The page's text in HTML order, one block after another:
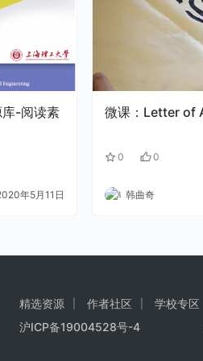
-阅读素
年5月11日
微课：Letter of
0 0
韩曲奇
精选资源 作者社区 学校专区
沪ICP备19004528号-4
版权